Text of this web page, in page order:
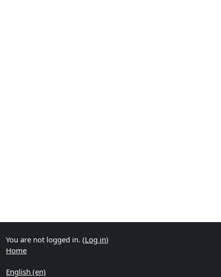
You are not logged in. (Log in)
Home
English ‎(en)‎